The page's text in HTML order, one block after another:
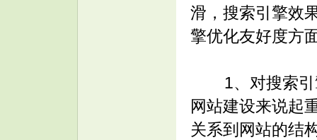
滑，搜索引擎效
擎优化友好度方
1、对搜索引
网站建设来说起
关系到网站的结